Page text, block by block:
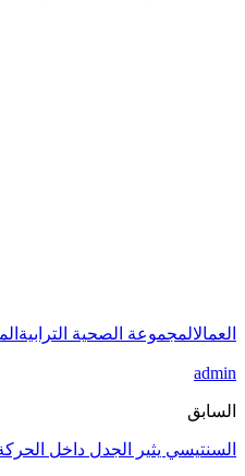
العمالالمجموعة الصحية الترابية
admin
السابق
السنتيسي يثير الجدل داخل